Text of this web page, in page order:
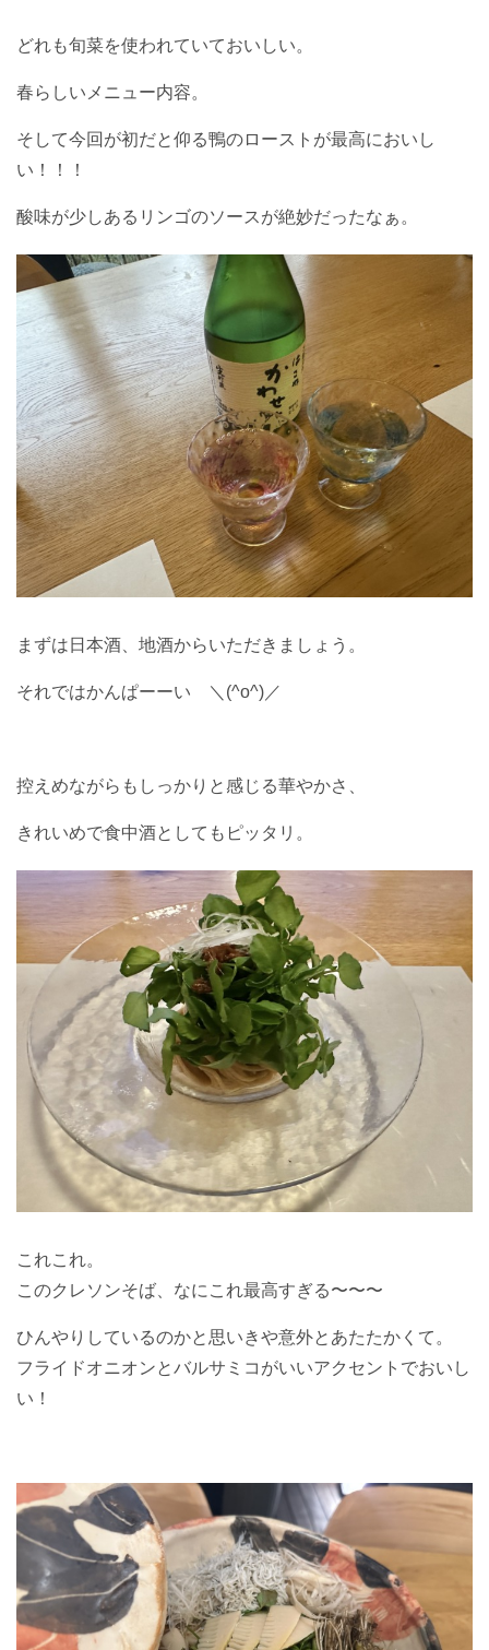
どれも旬菜を使われていておいしい。
春らしいメニュー内容。
そして今回が初だと仰る鴨のローストが最高においし
い！！！
酸味が少しあるリンゴのソースが絶妙だったなぁ。
まずは日本酒、地酒からいただきましょう。
それではかんぱーーい ＼(^o^)／
控えめながらもしっかりと感じる華やかさ、
きれいめで食中酒としてもピッタリ。
これこれ。
このクレソンそば、なにこれ最高すぎる〜〜〜
ひんやりしているのかと思いきや意外とあたたかくて。
フライドオニオンとバルサミコがいいアクセントでおいし
い！